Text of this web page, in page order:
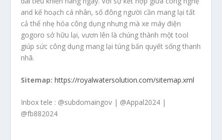
and kế hoạch cá nhân, số đông người cần mang lại tất
cả thể nhẹ hóa công dụng nhưng mà xe máy điện
gogoro sở hữu lại, vươn lên là chúng thành một tool
giúp sức công dụng mang lại túng bấn quyết sống thanh
nhã.
Sitemap: https://royalwatersolution.com/sitemap.xml
Inbox tele : @subdomaingov | @Appal2024 |
@fb882024